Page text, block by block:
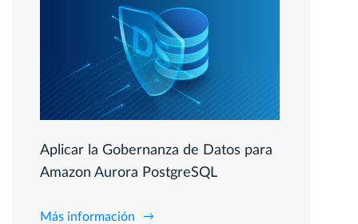
Aplicar la Gobernanza de Datos para
Amazon Aurora PostgreSQL
Más información